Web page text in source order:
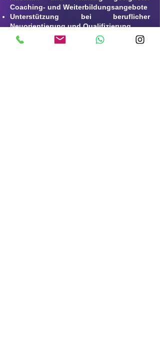
Coaching- und Weiterbildungsangebote
Unterstützung bei beruflicher
Neuorientierung und Qualifizierung
Viele Coaching- und